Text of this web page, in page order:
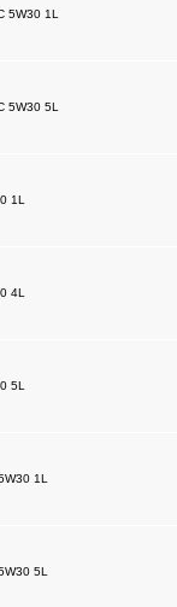
5W30 1L
5W30 5L
1L
4L
5L
1L
5L